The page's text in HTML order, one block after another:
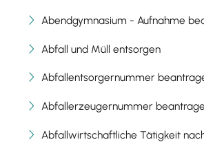
Abendgymnasium - Aufnahme
Abfall und Müll entsorgen
Abfallentsorgernummer
Abfallerzeugernummer
Abfallwirtschaftliche Tätigkeit